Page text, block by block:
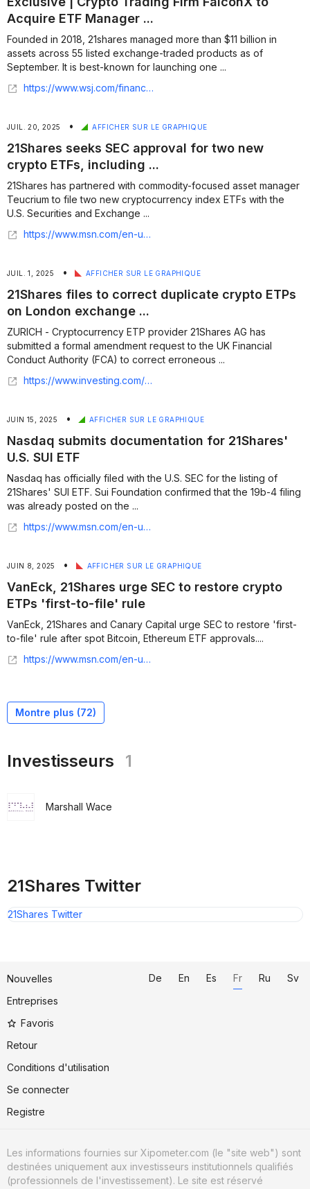
Acquire ETF Manager ...
Founded in 2018, 21shares managed more than $11 billion in
assets across 55 listed exchange-traded products as of
September. It is best-known for launching one ...
https://www.wsj.com/finance/currencies/crypto-trading-firm-falconx-to-buy-etf-manager-21shares-f77cb4d3?gaa_at=eafs&gaa_n=AWEtsqd77CZvX7Nb8AOKnwlEVrvgtrB_KcWIHds_PCwb5BkFkwKLDQRkkNGy&gaa_ts=68f9f2bf&gaa_sig=ItEwiWIea4pea7WS8tzU2MdYIAQ3CQTC57A4Kmr9PjZo-6OyV_2KAmML51PhSZXJ0p4Pn3EvKRPCgRoyNtRI-g%3D%3D
JUIL. 20, 2025 • AFFICHER SUR LE GRAPHIQUE
21Shares seeks SEC approval for two new
crypto ETFs, including ...
21Shares has partnered with commodity-focused asset manager
Teucrium to file two new cryptocurrency index ETFs with the
U.S. Securities and Exchange ...
https://www.msn.com/en-us/money/markets/21shares-seeks-sec-approval-for-two-new-crypto-etfs-including-one-without-bitcoin/ar-AA1ITMB2?ocid=finance-verthp-feeds
JUIL. 1, 2025 • AFFICHER SUR LE GRAPHIQUE
21Shares files to correct duplicate crypto ETPs
on London exchange ...
ZURICH - Cryptocurrency ETP provider 21Shares AG has
submitted a formal amendment request to the UK Financial
Conduct Authority (FCA) to correct erroneous ...
https://www.investing.com/news/company-news/21shares-files-to-correct-duplicate-crypto-etps-on-london-exchange-93CH-4117399
JUIN 15, 2025 • AFFICHER SUR LE GRAPHIQUE
Nasdaq submits documentation for 21Shares'
U.S. SUI ETF
Nasdaq has officially filed with the U.S. SEC for the listing of
21Shares' SUI ETF. Sui Foundation confirmed that the 19b-4 filing
was already posted on the ...
https://www.msn.com/en-us/money/markets/nasdaq-submits-documentation-for-21shares-us-sui-etf/ar-AA1GvPLG
JUIN 8, 2025 • AFFICHER SUR LE GRAPHIQUE
VanEck, 21Shares urge SEC to restore crypto
ETPs 'first-to-file' rule
VanEck, 21Shares and Canary Capital urge SEC to restore 'first-
to-file' rule after spot Bitcoin, Ethereum ETF approvals....
https://www.msn.com/en-us/money/markets/vaneck-21shares-urge-sec-to-restore-crypto-etps-first-to-file-rule/ar-AA1GeWJX
Montre plus (72)
Investisseurs 1
Marshall Wace
21Shares Twitter
21Shares Twitter
Nouvelles
Entreprises
Favoris
Retour
Conditions d'utilisation
Se connecter
Registre
De En Es Fr Ru Sv
Les informations fournies sur Xipometer.com (le "site web") sont
destinées uniquement aux investisseurs institutionnels qualifiés
(professionnels de l'investissement). Le site est réservé